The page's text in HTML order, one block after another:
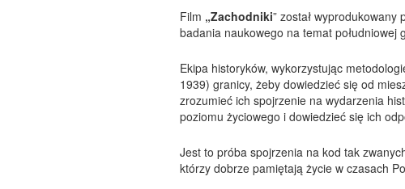
Film „Zachodniki” został wyprodukowany
badania naukowego na temat południowej
Ekipa historyków, wykorzystując
1939) granicy, żeby dowiedzieć się od
zrozumieć ich spojrzenie na wydarzenia
poziomu życiowego i dowiedzieć się ich
Jest to próba spojrzenia na kod tak
którzy dobrze pamiętają życie w czasach